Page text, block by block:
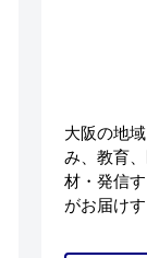
大阪の地
み、教育
材・発信
がお届け